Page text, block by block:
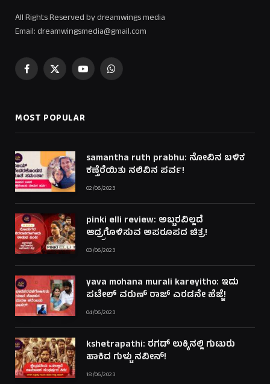
All Rights Reserved by dreamwings media
Email: dreamwingsmedia@gmail.com
Facebook
X
YouTubeWhatsApp
MOST POPULAR
samantha ruth prabhu: ನೋವಿನ ಬಳಿಕ
ಕಣ್ತೆರೆಯಿತು ನಲಿವಿನ ಪರ್ವ!
02/06/2023
pinki elli review: ಅಬ್ಬರವಿಲ್ಲದೆ
ಆದ್ರ್ರಗೊಳಿಸುವ ಅಪರೂಪದ ಚಿತ್ರ!
03/06/2023
yava mohana murali kareyitho: ಇದು
ಪಟೇಲ್ ವರುಣ್ ರಾಜ್ ಎರಡನೇ ಹೆಜ್ಜೆ!
04/06/2023
kshetrapathi: ರಗಡ್ ಲುಕ್ಕಿನಲ್ಲಿ ಗುಟುರು
ಹಾಕಿದ ಗುಳ್ಟು ನವೀನ್!
18/06/2023